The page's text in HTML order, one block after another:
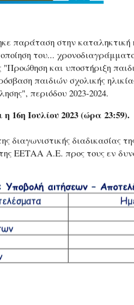
παράταση στην καταληκτική
του...
και υποστήριξη
παιδιών σχολικής
περιόδου 2023-2024.
Ιουλίου 2023 (ώρα 23:59).
διαγωνιστικής διαδικασίας
ΕΕΤΑΑ Α.Ε. προς τους εν